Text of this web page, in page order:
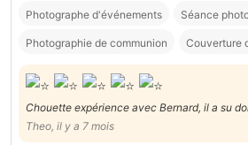
Photographe d'événements Séance
Photographie de communion Couverture
Chouette expérience avec Bernard, il a su
Très gentil et professionnel ! Je recommande
Theo, il y a 7 mois